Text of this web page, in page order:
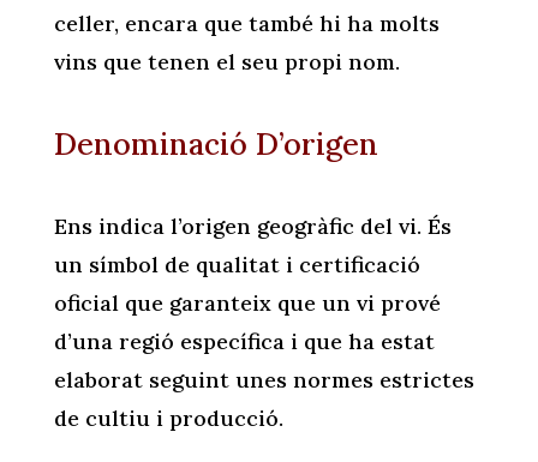
celler, encara que també hi ha molts
vins que tenen el seu propi nom.
Denominació D’origen
Ens indica l’origen geogràfic del vi. És
un símbol de qualitat i certificació
oficial que garanteix que un vi prové
d’una regió específica i que ha estat
elaborat seguint unes normes estrictes
de cultiu i producció.